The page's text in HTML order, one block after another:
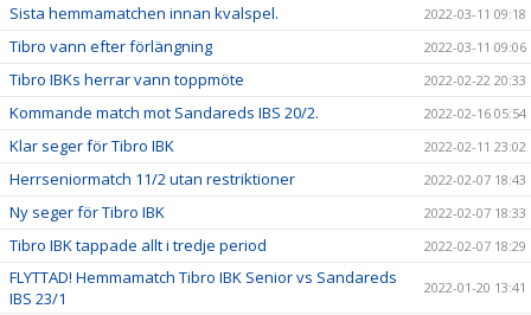
Sista hemmamatchen innan kvalspel. 2022-03-11 09:18
Tibro vann efter förlängning 2022-03-11 09:06
Tibro IBKs herrar vann toppmöte 2022-02-22 20:33
Kommande match mot Sandareds IBS 20/2. 2022-02-16 05:54
Klar seger för Tibro IBK 2022-02-11 23:02
Herrseniormatch 11/2 utan restriktioner 2022-02-07 18:43
Ny seger för Tibro IBK 2022-02-07 18:33
Tibro IBK tappade allt i tredje period 2022-02-07 18:29
FLYTTAD! Hemmamatch Tibro IBK Senior vs Sandareds
IBS 23/1
2022-01-20 13:41